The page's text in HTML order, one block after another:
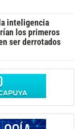
inteligencia
los primeros
ser derrotados